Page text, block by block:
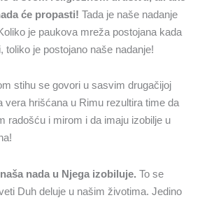
će propasti! Tada je naše nadanje
je paukova mreža postojana kada
toliko je postojano naše nadanje!
stihu se govori u sasvim drugačijoj
vera hrišćana u Rimu rezultira time da
radošću i mirom i da imaju izobilje u
nada u Njega izobiluje. To se
Duh deluje u našim životima. Jedino